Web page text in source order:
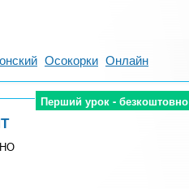
Осокорки Онлайн
Перший урок - безкоштовно
Перший урок - безкоштовно